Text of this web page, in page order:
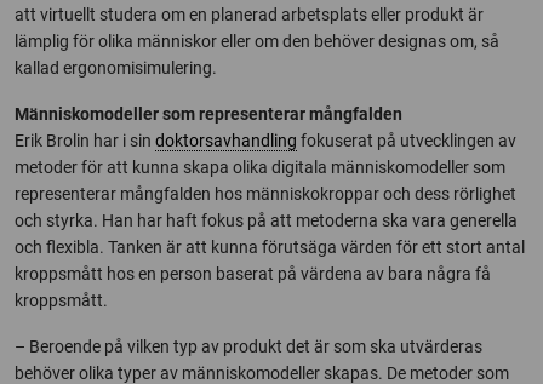
att virtuellt studera om en planerad arbetsplats eller produkt är
lämplig för olika människor eller om den behöver designas om, så
kallad ergonomisimulering.
Människomodeller som representerar mångfalden
Erik Brolin har i sin doktorsavhandling fokuserat på utvecklingen av
metoder för att kunna skapa olika digitala människomodeller som
representerar mångfalden hos människokroppar och dess rörlighet
och styrka. Han har haft fokus på att metoderna ska vara generella
och flexibla. Tanken är att kunna förutsäga värden för ett stort antal
kroppsmått hos en person baserat på värdena av bara några få
kroppsmått.
– Beroende på vilken typ av produkt det är som ska utvärderas
behöver olika typer av människomodeller skapas. De metoder som